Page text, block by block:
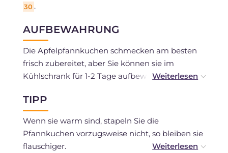
30 .
AUFBEWAHRUNG
Die Apfelpfannkuchen schmecken am besten
frisch zubereitet, aber Sie können sie im
Kühlschrank für 1-2 Tage aufbewahren und vor
Sie sie auch ohne Sirup einfrieren, wenn welche
übrig bleiben.
TIPP
Wenn sie warm sind, stapeln Sie die
Pfannkuchen vorzugsweise nicht, so bleiben sie
flauschiger.